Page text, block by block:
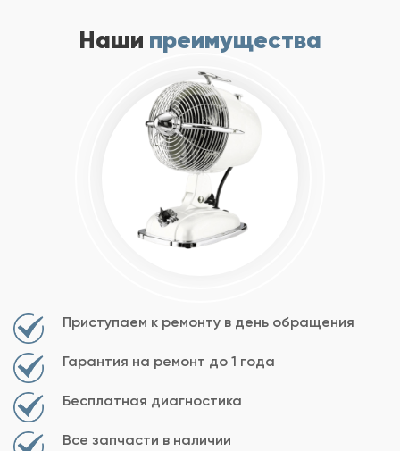
Наши преимущества
Приступаем к ремонту в день обращения
Гарантия на ремонт до 1 года
Бесплатная диагностика
Все запчасти в наличии